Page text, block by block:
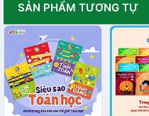
SẢN PHẨM TƯƠNG TỰ